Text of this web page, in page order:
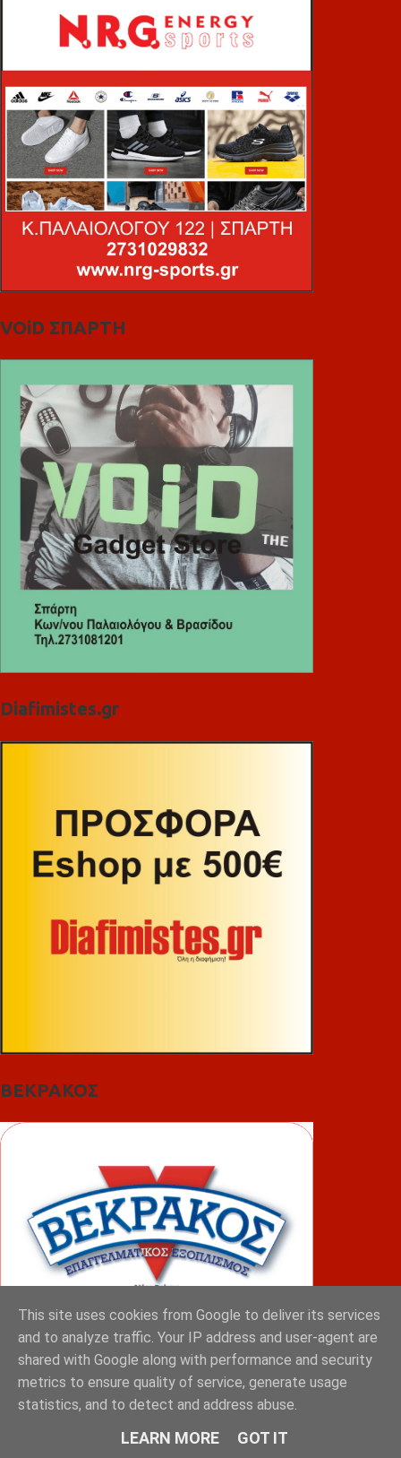
VOiD ΣΠΑΡΤΗ
Diafimistes.gr
ΒΕΚΡΑΚΟΣ
ΦΟΥΝΤΑΣ
This site uses cookies from Google to deliver its services
and to analyze traffic. Your IP address and user-agent are
shared with Google along with performance and security
metrics to ensure quality of service, generate usage
statistics, and to detect and address abuse.
LEARN MORE GOT IT